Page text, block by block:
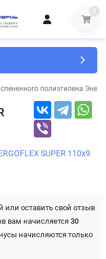
0
полиэтилена
SUPER 110х9
или оставить свой отзыв
вам начисляется 30
начисляются только